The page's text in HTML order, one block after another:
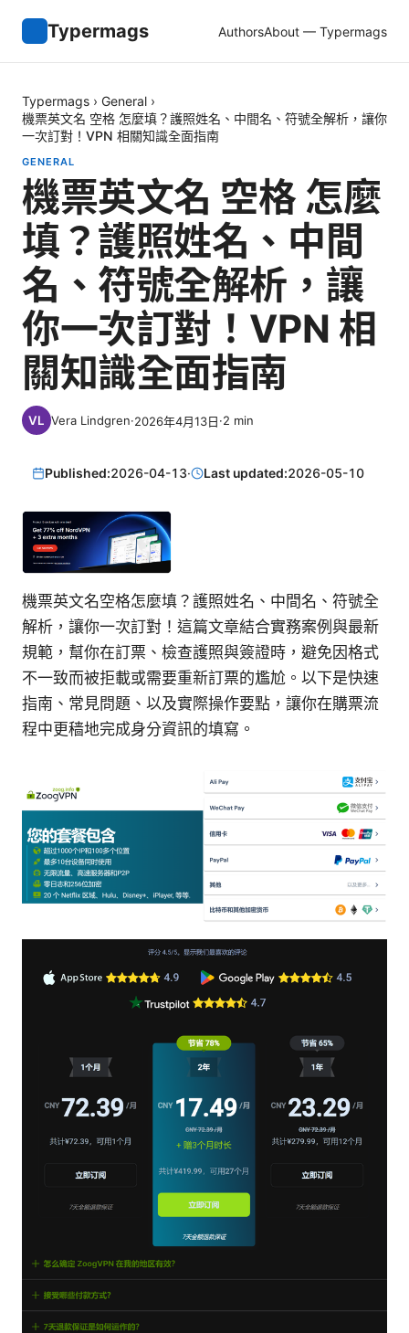
Typermags AuthorsAbout — Typermags
Typermags › General ›
機票英文名 空格 怎麼填？護照姓名、中間名、符號全解析，讓你
一次訂對！VPN 相關知識全面指南
GENERAL
機票英文名 空格 怎麼
填？護照姓名、中間
名、符號全解析，讓
你一次訂對！VPN 相
關知識全面指南
Vera Lindgren·2026年4月13日·2 min
Published:2026-04-13· Last updated:2026-05-10
機票英文名空格怎麼填？護照姓名、中間名、符號全
解析，讓你一次訂對！這篇文章結合實務案例與最新
規範，幫你在訂票、檢查護照與簽證時，避免因格式
不一致而被拒載或需要重新訂票的尷尬。以下是快速
指南、常見問題、以及實際操作要點，讓你在購票流
程中更穑地完成身分資訊的填寫。